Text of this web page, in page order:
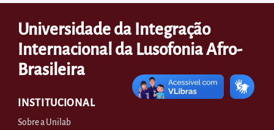
informações
postas
no
Universidade da Integração
Internacional da Lusofonia Afro-
Brasileira
INSTITUCIONAL
Sobre a Unilab